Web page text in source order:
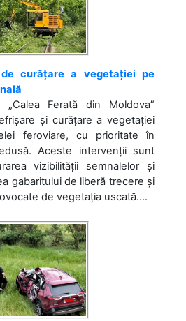
curățare a vegetației pe
Ferată din Moldova”
și curățare a vegetației
feroviare, cu prioritate în
Aceste intervenții sunt
vizibilității semnalelor și
gabaritului de liberă trecere și
de vegetația uscată....